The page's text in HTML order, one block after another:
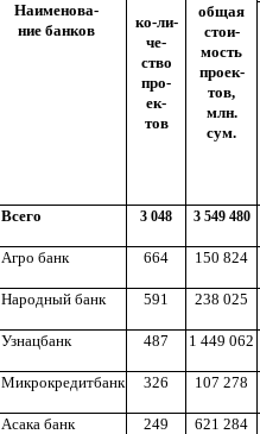
Наименова-
ние банков
ко-ли-
че-
ство
про-
ек-
тов
общая
стои-
мость
проек-
тов,
млн.
сум.
Всего 3 048 3 549 480
Агро банк 664 150 824
Народный банк 591 238 025
Узнацбанк 487 1 449 062
Микрокредитбанк 326 107 278
Асака банк 249 621 284